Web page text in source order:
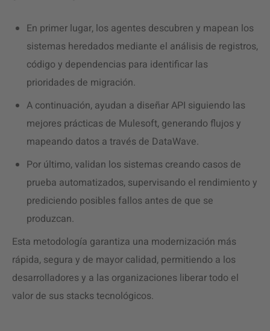
En primer lugar, los agentes descubren y mapean los
sistemas heredados mediante el análisis de registros,
código y dependencias para identificar las
prioridades de migración.
A continuación, ayudan a diseñar API siguiendo las
mejores prácticas de Mulesoft, generando flujos y
mapeando datos a través de DataWave.
Por último, validan los sistemas creando casos de
prueba automatizados, supervisando el rendimiento y
prediciendo posibles fallos antes de que se
produzcan.
Esta metodología garantiza una modernización más
rápida, segura y de mayor calidad, permitiendo a los
desarrolladores y a las organizaciones liberar todo el
valor de sus stacks tecnológicos.